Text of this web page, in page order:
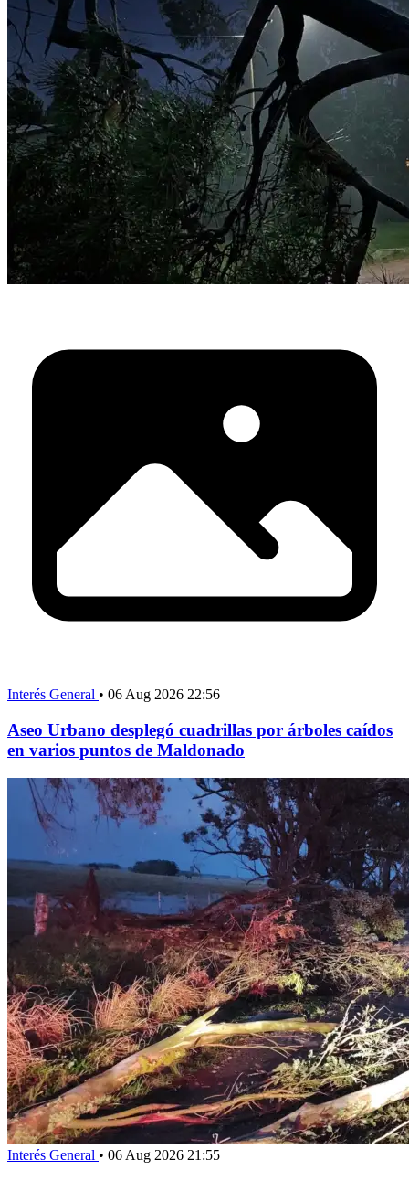
Interés General • 06 Aug 2026 22:56
Aseo Urbano desplegó cuadrillas por árboles caídos
en varios puntos de Maldonado
Interés General • 06 Aug 2026 21:55